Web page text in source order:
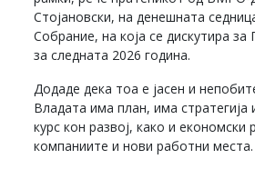
Стојановски, на денешната
Собрание, на која се дискутира
за следната 2026 година.
Додаде дека тоа е јасен и
Владата има план, има стратегија
курс кон развој, како и економски
компаниите и нови работни места.